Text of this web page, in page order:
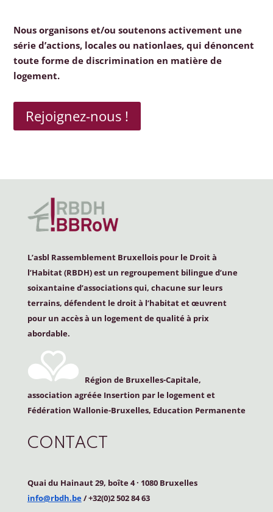
Nous organisons et/ou soutenons activement une
série d’actions, locales ou nationlaes, qui dénoncent
toute forme de discrimination en matière de
logement.
Rejoignez-nous !
L’asbl Rassemblement Bruxellois pour le Droit à
l’Habitat (RBDH) est un regroupement bilingue d’une
soixantaine d’associations qui, chacune sur leurs
terrains, défendent le droit à l’habitat et œuvrent
pour un accès à un logement de qualité à prix
abordable.
Région de Bruxelles-Capitale,
association agréée Insertion par le logement et
Fédération Wallonie-Bruxelles, Education Permanente
CONTACT
Quai du Hainaut 29, boîte 4· 1080 Bruxelles
info@rbdh.be/ +32(0)2 502 84 63